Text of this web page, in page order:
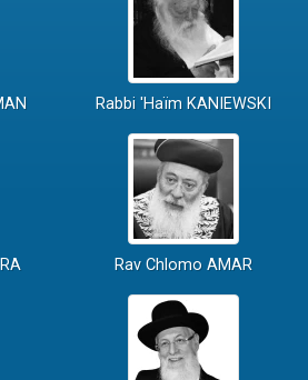
Rabbi 'Haïm KANIEWSKI
Rav Chlomo AMAR